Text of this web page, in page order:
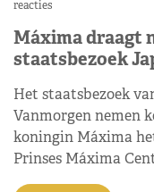
reacties
Máxima draagt
staatsbezoek
Het staatsbezoek
Vanmorgen nemen
koningin Máxima
Prinses Máxima